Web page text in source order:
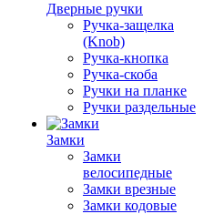
Дверные ручки
Ручка-защелка
(Knob)
Ручка-кнопка
Ручка-скоба
Ручки на планке
Ручки раздельные
Замки
Замки
велосипедные
Замки врезные
Замки кодовые